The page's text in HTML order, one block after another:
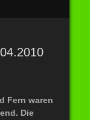
Fern waren
Die